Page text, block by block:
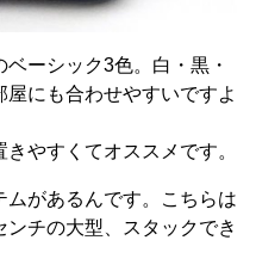
ーシック3色。白・黒・
にも合わせやすいですよ
やすくてオススメです。
があるんです。こちらは
チの大型、スタックでき